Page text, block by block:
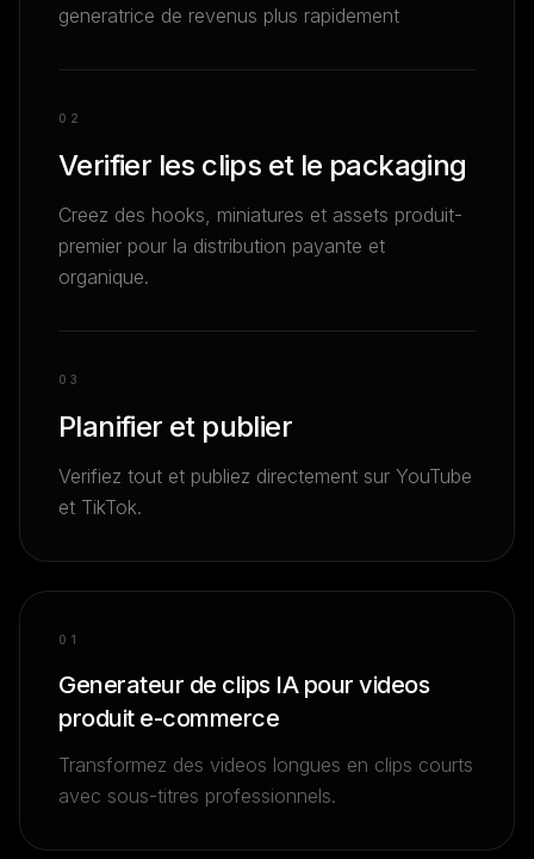
generatrice de revenus plus rapidement
0 2
Verifier les clips et le packaging
Creez des hooks, miniatures et assets produit-
premier pour la distribution payante et
organique.
0 3
Planifier et publier
Verifiez tout et publiez directement sur YouTube
et TikTok.
0 1
Generateur de clips IA pour videos
produit e-commerce
Transformez des videos longues en clips courts
avec sous-titres professionnels.